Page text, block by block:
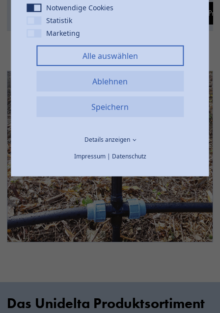
272-
8642068
3/4"
Das Unidelta Produktsortiment
Notwendige Cookies
Statistik
Marketing
Alle auswählen
Ablehnen
Speichern
Details anzeigen
Impressum| Datenschutz